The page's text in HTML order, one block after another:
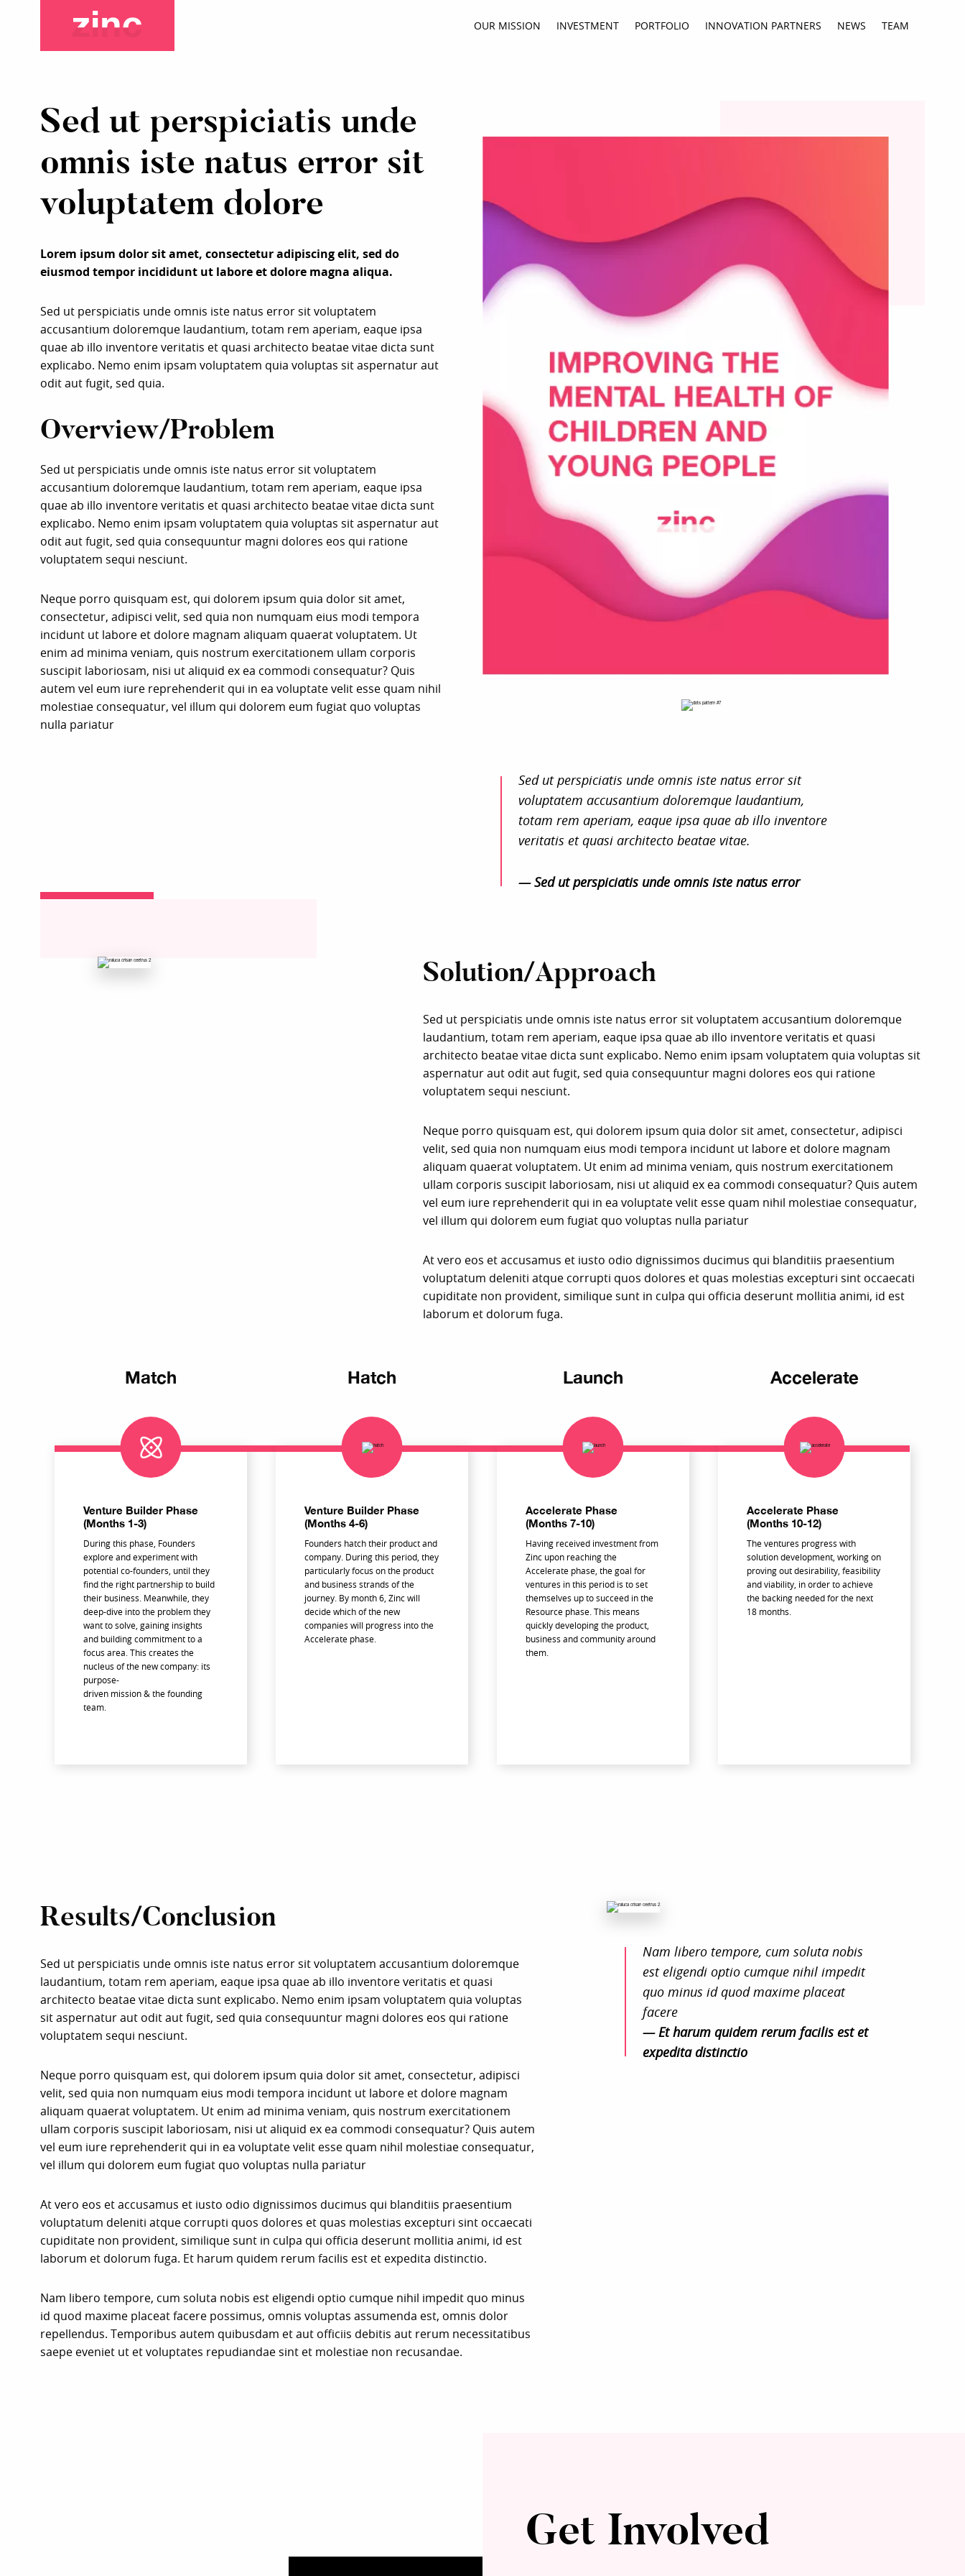
OUR MISSION INVESTMENT PORTFOLIO INNOVATION PARTNERS NEWS TEAM
Sed ut perspiciatis unde
omnis iste natus error sit
voluptatem dolore
Lorem ipsum dolor sit amet, consectetur adipiscing elit, sed do
eiusmod tempor incididunt ut labore et dolore magna aliqua.
Sed ut perspiciatis unde omnis iste natus error sit voluptatem
accusantium doloremque laudantium, totam rem aperiam, eaque ipsa
quae ab illo inventore veritatis et quasi architecto beatae vitae dicta sunt
explicabo. Nemo enim ipsam voluptatem quia voluptas sit aspernatur aut
odit aut fugit, sed quia.
Overview/Problem
Sed ut perspiciatis unde omnis iste natus error sit voluptatem
accusantium doloremque laudantium, totam rem aperiam, eaque ipsa
quae ab illo inventore veritatis et quasi architecto beatae vitae dicta sunt
explicabo. Nemo enim ipsam voluptatem quia voluptas sit aspernatur aut
odit aut fugit, sed quia consequuntur magni dolores eos qui ratione
voluptatem sequi nesciunt.
Neque porro quisquam est, qui dolorem ipsum quia dolor sit amet,
consectetur, adipisci velit, sed quia non numquam eius modi tempora
incidunt ut labore et dolore magnam aliquam quaerat voluptatem. Ut
enim ad minima veniam, quis nostrum exercitationem ullam corporis
suscipit laboriosam, nisi ut aliquid ex ea commodi consequatur? Quis
autem vel eum iure reprehenderit qui in ea voluptate velit esse quam nihil
molestiae consequatur, vel illum qui dolorem eum fugiat quo voluptas
nulla pariatur
Sed ut perspiciatis unde omnis iste natus error sit
voluptatem accusantium doloremque laudantium,
totam rem aperiam, eaque ipsa quae ab illo inventore
veritatis et quasi architecto beatae vitae.
— Sed ut perspiciatis unde omnis iste natus error
Solution/Approach
Sed ut perspiciatis unde omnis iste natus error sit voluptatem accusantium doloremque
laudantium, totam rem aperiam, eaque ipsa quae ab illo inventore veritatis et quasi
architecto beatae vitae dicta sunt explicabo. Nemo enim ipsam voluptatem quia voluptas sit
aspernatur aut odit aut fugit, sed quia consequuntur magni dolores eos qui ratione
voluptatem sequi nesciunt.
Neque porro quisquam est, qui dolorem ipsum quia dolor sit amet, consectetur, adipisci
velit, sed quia non numquam eius modi tempora incidunt ut labore et dolore magnam
aliquam quaerat voluptatem. Ut enim ad minima veniam, quis nostrum exercitationem
ullam corporis suscipit laboriosam, nisi ut aliquid ex ea commodi consequatur? Quis autem
vel eum iure reprehenderit qui in ea voluptate velit esse quam nihil molestiae consequatur,
vel illum qui dolorem eum fugiat quo voluptas nulla pariatur
At vero eos et accusamus et iusto odio dignissimos ducimus qui blanditiis praesentium
voluptatum deleniti atque corrupti quos dolores et quas molestias excepturi sint occaecati
cupiditate non provident, similique sunt in culpa qui officia deserunt mollitia animi, id est
laborum et dolorum fuga.
Match
Venture Builder Phase
(Months 1-3)
During this phase, Founders
explore and experiment with
potential co-founders, until they
find the right partnership to build
their business. Meanwhile, they
deep-dive into the problem they
want to solve, gaining insights
and building commitment to a
focus area. This creates the
nucleus of the new company: its
purpose-
driven mission & the founding
team.
Hatch
Venture Builder Phase
(Months 4-6)
Founders hatch their product and
company. During this period, they
particularly focus on the product
and business strands of the
journey. By month 6, Zinc will
decide which of the new
companies will progress into the
Accelerate phase.
Launch
Accelerate Phase
(Months 7-10)
Having received investment from
Zinc upon reaching the
Accelerate phase, the goal for
ventures in this period is to set
themselves up to succeed in the
Resource phase. This means
quickly developing the product,
business and community around
them.
Accelerate
Accelerate Phase
(Months 10-12)
The ventures progress with
solution development, working on
proving out desirability, feasibility
and viability, in order to achieve
the backing needed for the next
18 months.
Nam libero tempore, cum soluta nobis
est eligendi optio cumque nihil impedit
quo minus id quod maxime placeat
facere
— Et harum quidem rerum facilis est et
expedita distinctio
Results/Conclusion
Sed ut perspiciatis unde omnis iste natus error sit voluptatem accusantium doloremque
laudantium, totam rem aperiam, eaque ipsa quae ab illo inventore veritatis et quasi
architecto beatae vitae dicta sunt explicabo. Nemo enim ipsam voluptatem quia voluptas
sit aspernatur aut odit aut fugit, sed quia consequuntur magni dolores eos qui ratione
voluptatem sequi nesciunt.
Neque porro quisquam est, qui dolorem ipsum quia dolor sit amet, consectetur, adipisci
velit, sed quia non numquam eius modi tempora incidunt ut labore et dolore magnam
aliquam quaerat voluptatem. Ut enim ad minima veniam, quis nostrum exercitationem
ullam corporis suscipit laboriosam, nisi ut aliquid ex ea commodi consequatur? Quis autem
vel eum iure reprehenderit qui in ea voluptate velit esse quam nihil molestiae consequatur,
vel illum qui dolorem eum fugiat quo voluptas nulla pariatur
At vero eos et accusamus et iusto odio dignissimos ducimus qui blanditiis praesentium
voluptatum deleniti atque corrupti quos dolores et quas molestias excepturi sint occaecati
cupiditate non provident, similique sunt in culpa qui officia deserunt mollitia animi, id est
laborum et dolorum fuga. Et harum quidem rerum facilis est et expedita distinctio.
Nam libero tempore, cum soluta nobis est eligendi optio cumque nihil impedit quo minus
id quod maxime placeat facere possimus, omnis voluptas assumenda est, omnis dolor
repellendus. Temporibus autem quibusdam et aut officiis debitis aut rerum necessitatibus
saepe eveniet ut et voluptates repudiandae sint et molestiae non recusandae.
Get Involved